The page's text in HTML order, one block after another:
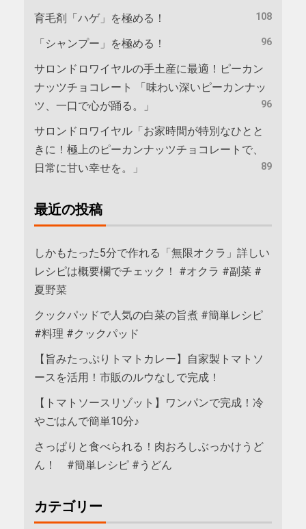
育毛剤「ハゲ」を極める！ 108
「シャンプー」を極める！ 96
サロンドロワイヤルの手土産に最適！ピーカン
ナッツチョコレート 「味わい深いピーカンナッ
ツ、一口で心が踊る。」
96
サロンドロワイヤル「お家時間が特別なひとと
きに！極上のピーカンナッツチョコレートで、
日常に甘い幸せを。」
89
最近の投稿
しかもたった5分で作れる「無限オクラ」詳しい
レシピは概要欄でチェック！ #オクラ #副菜 #
夏野菜
クックパッドで人気の白菜の旨煮 #簡単レシピ
#料理 #クックパッド
【旨みたっぷりトマトカレー】自家製トマトソ
ースを活用！市販のルウなしで完成！
【トマトソースリゾット】ワンパンで完成！冷
やごはんで簡単10分♪
さっぱりと食べられる！肉おろしぶっかけうど
ん！ #簡単レシピ #うどん
カテゴリー